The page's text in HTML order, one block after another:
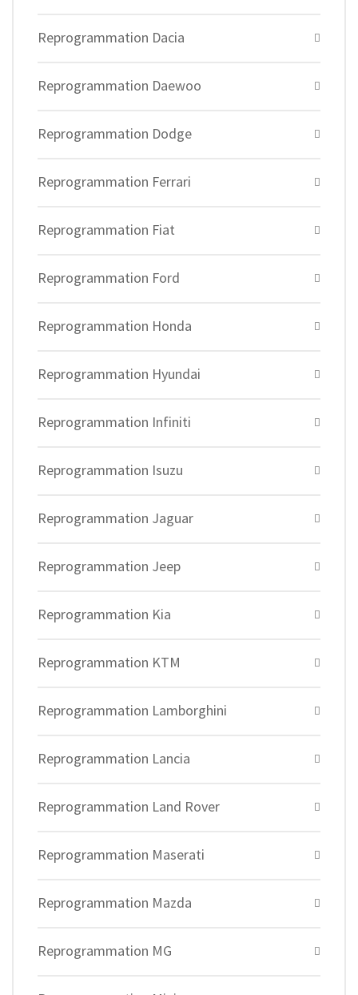
Reprogrammation Dacia
Reprogrammation Daewoo
Reprogrammation Dodge
Reprogrammation Ferrari
Reprogrammation Fiat
Reprogrammation Ford
Reprogrammation Honda
Reprogrammation Hyundai
Reprogrammation Infiniti
Reprogrammation Isuzu
Reprogrammation Jaguar
Reprogrammation Jeep
Reprogrammation Kia
Reprogrammation KTM
Reprogrammation Lamborghini
Reprogrammation Lancia
Reprogrammation Land Rover
Reprogrammation Maserati
Reprogrammation Mazda
Reprogrammation MG